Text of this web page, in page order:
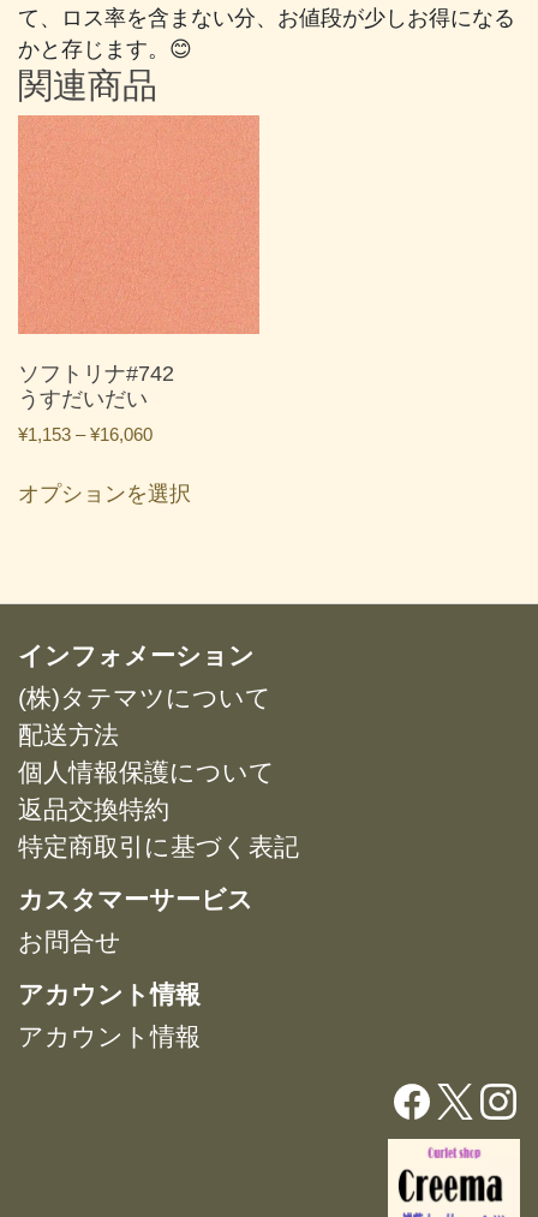
て、ロス率を含まない分、お値段が少しお得になる
かと存じます。😊
関連商品
ソフトリナ#742
うすだいだい
¥1,153 –¥16,060価
帯:
オプションを選択
数
の
エ
シ
ン
り
す。
インフォメーション
(株)タテマツについて
配送方法
個人情報保護について
返品交換特約
特定商取引に基づく表記
カスタマーサービス
お問合せ
アカウント情報
アカウント情報